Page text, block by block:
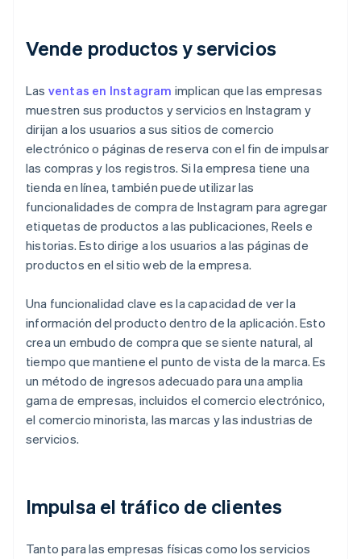
Vende productos y servicios
Las ventas en Instagram implican que las empresas
muestren sus productos y servicios en Instagram y
dirijan a los usuarios a sus sitios de comercio
electrónico o páginas de reserva con el fin de impulsar
las compras y los registros. Si la empresa tiene una
tienda en línea, también puede utilizar las
funcionalidades de compra de Instagram para agregar
etiquetas de productos a las publicaciones, Reels e
historias. Esto dirige a los usuarios a las páginas de
productos en el sitio web de la empresa.
Una funcionalidad clave es la capacidad de ver la
información del producto dentro de la aplicación. Esto
crea un embudo de compra que se siente natural, al
tiempo que mantiene el punto de vista de la marca. Es
un método de ingresos adecuado para una amplia
gama de empresas, incluidos el comercio electrónico,
el comercio minorista, las marcas y las industrias de
servicios.
Impulsa el tráfico de clientes
Tanto para las empresas físicas como los servicios